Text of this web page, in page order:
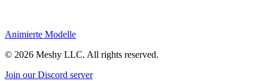
Animierte Modelle
© 2026 Meshy LLC. All rights reserved.
Join our Discord server